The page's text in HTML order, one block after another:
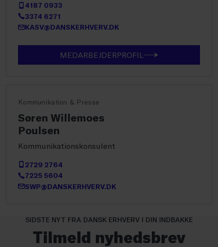
4187 0933
3374 6271
KASV@DANSKERHVERV.DK
MEDARBEJDERPROFIL
Kommunikation & Presse
Søren Willemoes
Poulsen
Kommunikationskonsulent
2729 2764
7225 5604
SWP@DANSKERHVERV.DK
SIDSTE NYT FRA DANSK ERHVERV I DIN INDBAKKE
Tilmeld nyhedsbrev